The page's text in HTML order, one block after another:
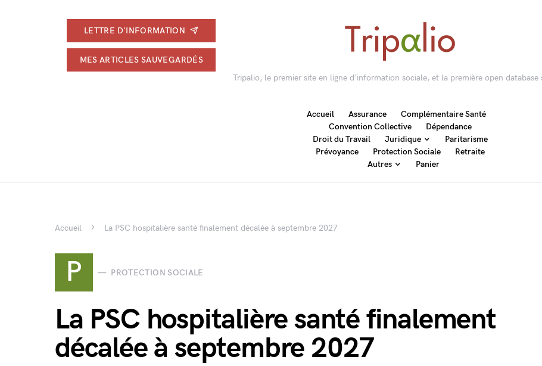
LETTRE D'INFORMATION
MES ARTICLES SAUVEGARDÉS
Tripalio, le premier site en ligne d'information sociale, et la première open database
Accueil Assurance
Complémentaire Santé
Convention Collective
Dépendance
Droit du Travail
Juridique
Paritarisme
Prévoyance
Protection Sociale
Retraite
Autres
Panier
Accueil La PSC hospitalière santé finalement décalée à septembre 2027
P PROTECTION SOCIALE
La PSC hospitalière santé finalement
décalée à septembre 2027